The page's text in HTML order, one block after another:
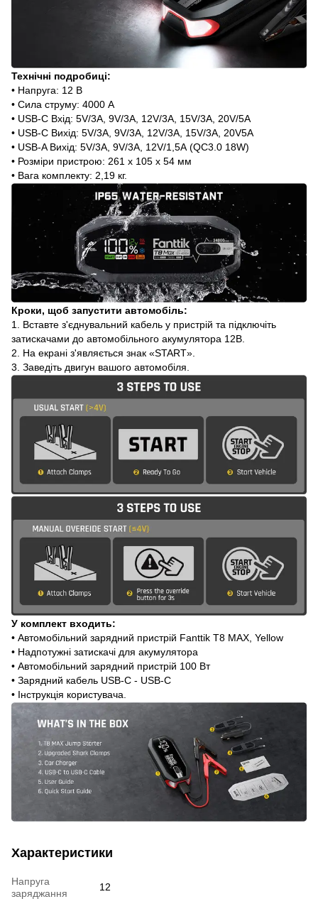
Технічні подробиці:
• Напруга: ‎12 В
• Сила струму: 4000 А
• USB-C Вхід: 5V/3А, 9V/3А, 12V/3А, 15V/3A, 20V/5A
• USB-C Вихід: 5V/3А, 9V/3А, 12V/3А, 15V/3A, 20V5A
• USB-A Вихід: 5V/3А, 9V/3А, 12V/1,5А (QC3.0 18W)
• Розміри пристрою: ‎261 х 105 х 54 мм
• Вага комплекту: 2,19 кг.
Кроки, щоб запустити автомобіль:
1. Вставте з'єднувальний кабель у пристрій та підключіть
затискачами до автомобільного акумулятора 12В.
2. На екрані з'являється знак «START».
3. Заведіть двигун вашого автомобіля.
У комплект входить:
• Автомобільний зарядний пристрій Fanttik T8 MAX, Yellow
• Надпотужні затискачі для акумулятора
• Автомобільний зарядний пристрій 100 Вт
• Зарядний кабель USB-C - USB-C
• Інструкція користувача.
Характеристики
Напруга
заряджання
12